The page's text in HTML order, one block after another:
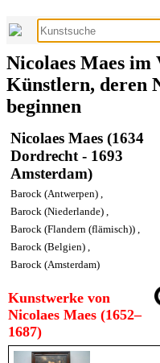
Nicolaes Maes
Künstlern, deren
beginnen
Nicolaes Maes (1634
Dordrecht - 1693
Amsterdam)
Barock (Antwerpen) ,
Barock (Niederlande) ,
Barock (Flandern (flämisch)) ,
Barock (Belgien) ,
Barock (Amsterdam)
Kunstwerke von
Nicolaes Maes (1652–
1687)